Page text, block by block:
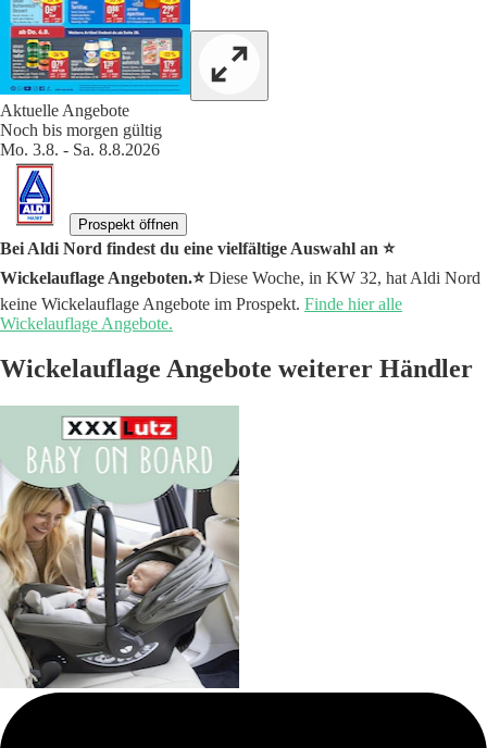
Aktuelle Angebote
Noch bis morgen gültig
Mo. 3.8. - Sa. 8.8.2026
Prospekt öffnen
Bei Aldi Nord findest du eine vielfältige Auswahl an ⭐️
Wickelauflage Angeboten.⭐️Diese Woche, in KW 32, hat Aldi Nord
keine Wickelauflage Angebote im Prospekt. Finde hier alle
Wickelauflage Angebote.
Wickelauflage Angebote weiterer Händler